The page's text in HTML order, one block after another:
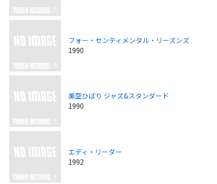
フォー・センティメンタル・リーズンズ
1990
美空ひばり ジャズ&スタンダード
1990
エディ・リーダー
1992